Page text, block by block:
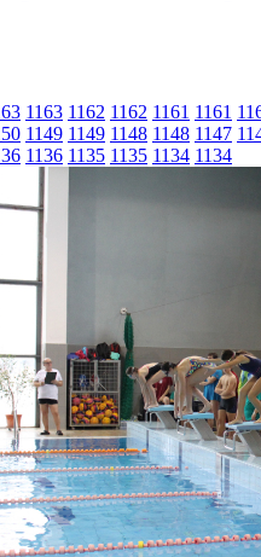
1163 1162 1162 1161 1161
1149 1149 1148 1148 1147
1136 1135 1135 1134 1134